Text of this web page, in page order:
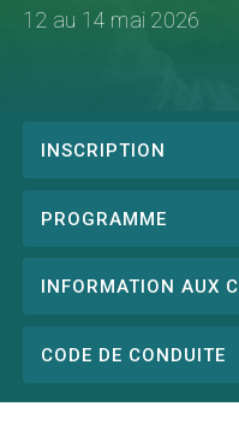
12 au 14 mai 2026
Conference
INSCRIPTION
PROGRAMME
INFORMATION AUX
CODE DE CONDUITE